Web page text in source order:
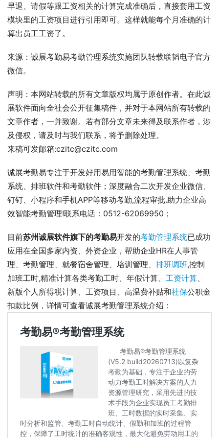
早退、请假等跟工资相关的计算完成准确后，直接套用工资
模块里的工资项目进行引用即可。这样就能每个月准确的计
算出员工工资了。
来源：诚展考勤易考勤管理系统实施团队转载联韬电子官方
微信。
声明：本网站转载的所有文章版权均属于原创作者。在此诚
展软件面向全社会公开征集稿件，并对于本网站所有转载的
文章作者，一并致谢。若有部分文章未来得及联系作者，涉
及侵权，请及时与我们联系，将予删除处理。
来稿可发邮箱:czitc@czitc.com
诚展考勤易专注于开发好用易用智能的考勤管理系统、考勤
系统、排班软件和考勤软件；深度融合二次开发企业微信、
钉钉、小程序和手机APP等移动考勤,流程审批.助力企业高
效智能考勤管理!联系电话：0512-62069950；
目前苏州诚展软件旗下的考勤易开发的考勤管理系统已成功
应用在全国多家内资、外资企业，帮助企业HR在人事管
理、考勤管理、就餐宿舍管理、培训管理、 排班调班,控制
加班工时,精准计算各类考勤工时、年假计算、 工资计算
新版个人所得税计算、工资项目、高温费补贴和社保公积金
扣款比例，详情可查看诚展考勤管理系统介绍：